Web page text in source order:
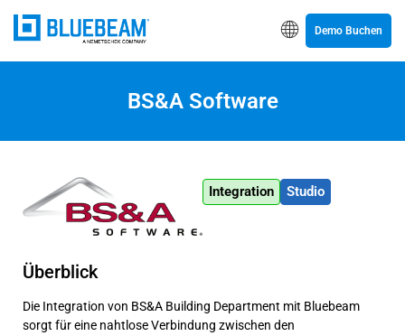
Demo Buchen
BS&A Software
Integration Studio
Überblick
Die Integration von BS&A Building Department mit Bluebeam
sorgt für eine nahtlose Verbindung zwischen den